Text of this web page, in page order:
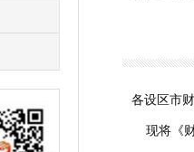
各设区市
现将《财